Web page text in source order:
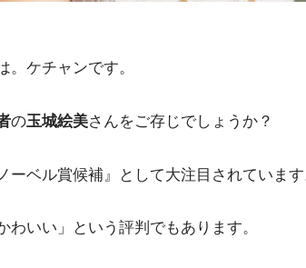
。ケチャンです。
の玉城絵美さんをご存じでしょうか？
ーベル賞候補』として大注目されています
わいい」という評判でもあります。